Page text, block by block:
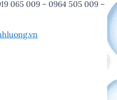
065 009 – 0964 505 009 –